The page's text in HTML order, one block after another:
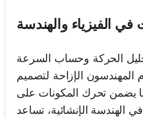
في الفيزياء والهندسة
الحركة وحساب السرعة
المهندسون الإزاحة لتصميم
يضمن تحرك المكونات على
الهندسة الإنشائية، تساعد